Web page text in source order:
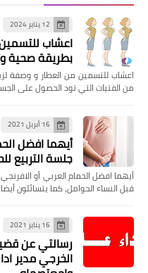
12 يناير 2024
اعشاب
بطريقة صحية
اعشاب للتسمين من العطار و وصفة
من الفتيات التي تود الحصول على
16 أبريل 2021
أيهما افضل
جلسة التربيع
أيهما افضل الحمام العربي أو
قبل النساء الحوامل، كما يتسائلون
16 يناير 2021
رسالتي عن
الخرجي مدير